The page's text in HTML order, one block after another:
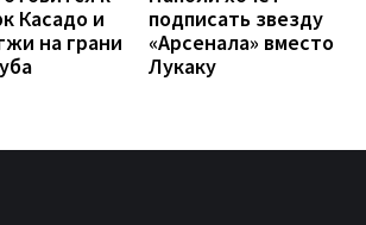
Касадо и
на грани
подписать звезду
«Арсенала» вместо
Лукаку